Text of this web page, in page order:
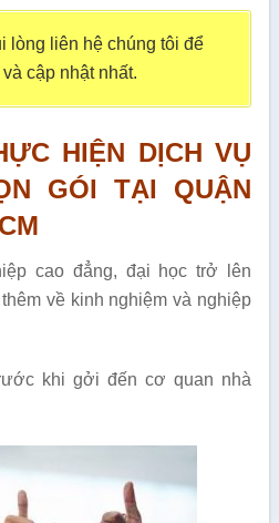
lòng liên hệ chúng tôi để
cập nhật nhất.
HIỆN DỊCH VỤ
GÓI TẠI QUẬN
cao đẳng, đại học trở lên
về kinh nghiệm và nghiệp
khi gởi đến cơ quan nhà